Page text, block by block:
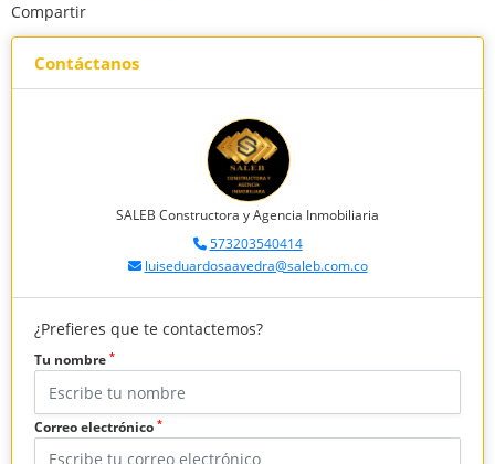
Compartir
Contáctanos
SALEB Constructora y Agencia Inmobiliaria
573203540414
luiseduardosaavedra@saleb.com.co
¿Prefieres que te contactemos?
Tu nombre *
Correo electrónico *